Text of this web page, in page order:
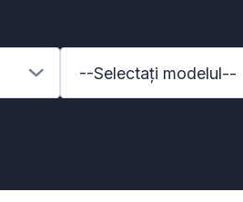
--Selectați modelul--